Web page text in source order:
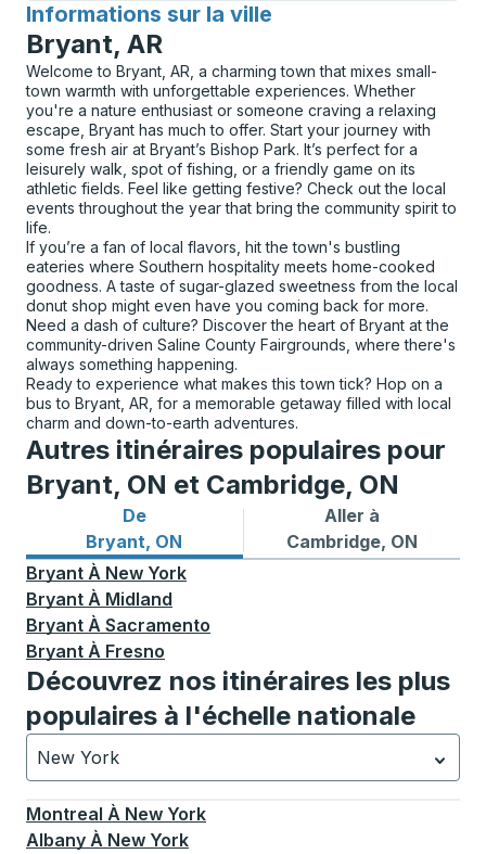
Informations sur la ville
pour
Bryant, AR
Welcome to Bryant, AR, a charming town that mixes small-
town warmth with unforgettable experiences. Whether
you're a nature enthusiast or someone craving a relaxing
escape, Bryant has much to offer. Start your journey with
some fresh air at Bryant’s Bishop Park. It’s perfect for a
leisurely walk, spot of fishing, or a friendly game on its
athletic fields. Feel like getting festive? Check out the local
events throughout the year that bring the community spirit to
life.
If you’re a fan of local flavors, hit the town's bustling
eateries where Southern hospitality meets home-cooked
goodness. A taste of sugar-glazed sweetness from the local
donut shop might even have you coming back for more.
Need a dash of culture? Discover the heart of Bryant at the
community-driven Saline County Fairgrounds, where there's
always something happening.
Ready to experience what makes this town tick? Hop on a
bus to Bryant, AR, for a memorable getaway filled with local
charm and down-to-earth adventures.
Autres itinéraires populaires pour
Bryant, ON et Cambridge, ON
De
Bryant, ON
Itinéraires de bus depuis Bryant, ON
Aller à
Cambridge, ON
Itinéraires de bus vers
Bryant À New York
Bryant À Midland
Bryant À Sacramento
Bryant À Fresno
Découvrez nos itinéraires les plus
populaires à l'échelle nationale
New York
Actuellement sélectionné: New York.La sélection est
Montreal À New York
Albany À New York